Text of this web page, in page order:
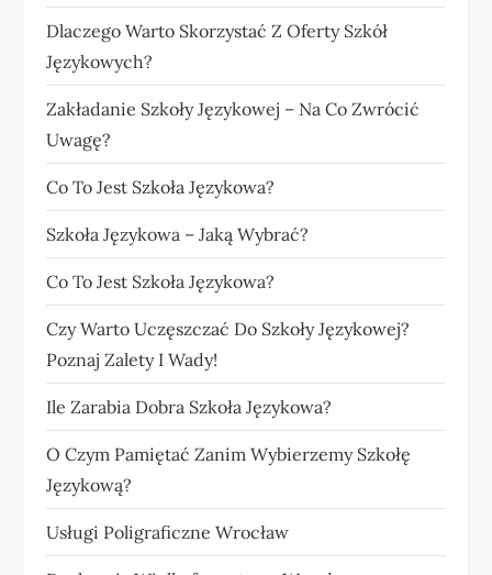
Dlaczego Warto Skorzystać Z Oferty Szkół
Językowych?
Zakładanie Szkoły Językowej – Na Co Zwrócić
Uwagę?
Co To Jest Szkoła Językowa?
Szkoła Językowa – Jaką Wybrać?
Co To Jest Szkoła Językowa?
Czy Warto Uczęszczać Do Szkoły Językowej?
Poznaj Zalety I Wady!
Ile Zarabia Dobra Szkoła Językowa?
O Czym Pamiętać Zanim Wybierzemy Szkołę
Językową?
Usługi Poligraficzne Wrocław